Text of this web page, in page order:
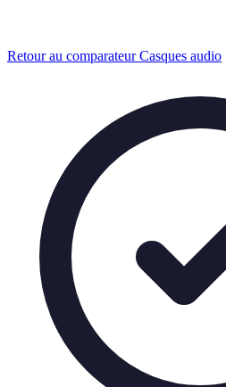
Retour au comparateur Casques audio